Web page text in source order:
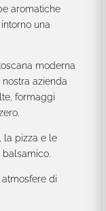
aromatiche
una
moderna
azienda
formaggi
la pizza e le
balsamico.
di